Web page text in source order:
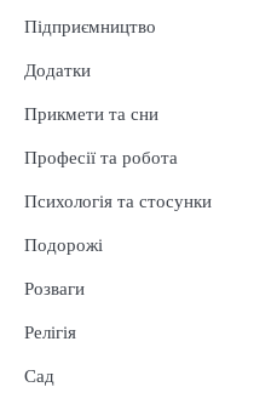
Підприємництво
Додатки
Прикмети та сни
Професії та робота
Психологія та стосунки
Подорожі
Розваги
Релігія
Сад